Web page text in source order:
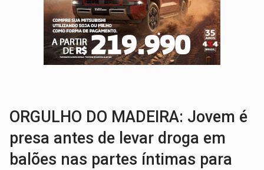
INDEPENDÊNCIA:10 dicas importantes para quem quer
VARCENA:Cientistas descobrem nova espécie de rã em florestas
BARGANHA:Vai comprar celular usado? Veja como consultar o
ORGULHO DO MADEIRA: Jovem é
presa antes de levar droga em
balões nas partes íntimas para